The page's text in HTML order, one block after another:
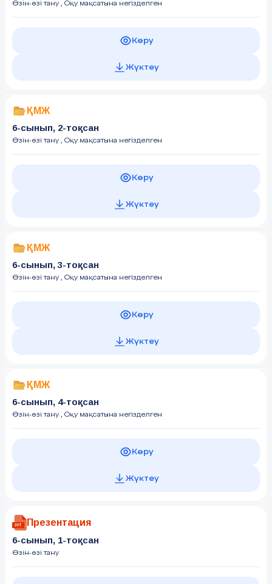
Өзін-өзі тану , Оқу мақсатына негізделген
Көру
Жүктеу
ҚМЖ
6-сынып, 2-тоқсан
Өзін-өзі тану , Оқу мақсатына негізделген
Көру
Жүктеу
ҚМЖ
6-сынып, 3-тоқсан
Өзін-өзі тану , Оқу мақсатына негізделген
Көру
Жүктеу
ҚМЖ
6-сынып, 4-тоқсан
Өзін-өзі тану , Оқу мақсатына негізделген
Көру
Жүктеу
Презентация
6-сынып, 1-тоқсан
Өзін-өзі тану